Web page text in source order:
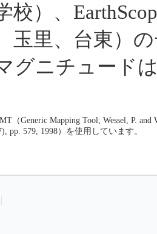
校）、
玉里、台東）
グニチュード
（Generic Mapping Tool; Wessel, P. and
pp. 579, 1998）を使用しています。